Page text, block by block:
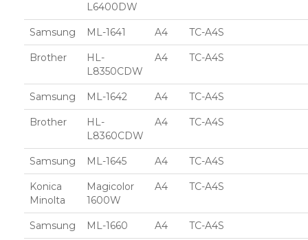
L6400DW
Samsung ML-1641 A4 TC-A4S
Brother
HL-
L8350CDW
A4 TC-A4S
Samsung ML-1642 A4 TC-A4S
Brother
HL-
L8360CDW
A4 TC-A4S
Samsung ML-1645 A4 TC-A4S
Konica
Minolta
Magicolor
1600W
A4 TC-A4S
Samsung ML-1660 A4 TC-A4S